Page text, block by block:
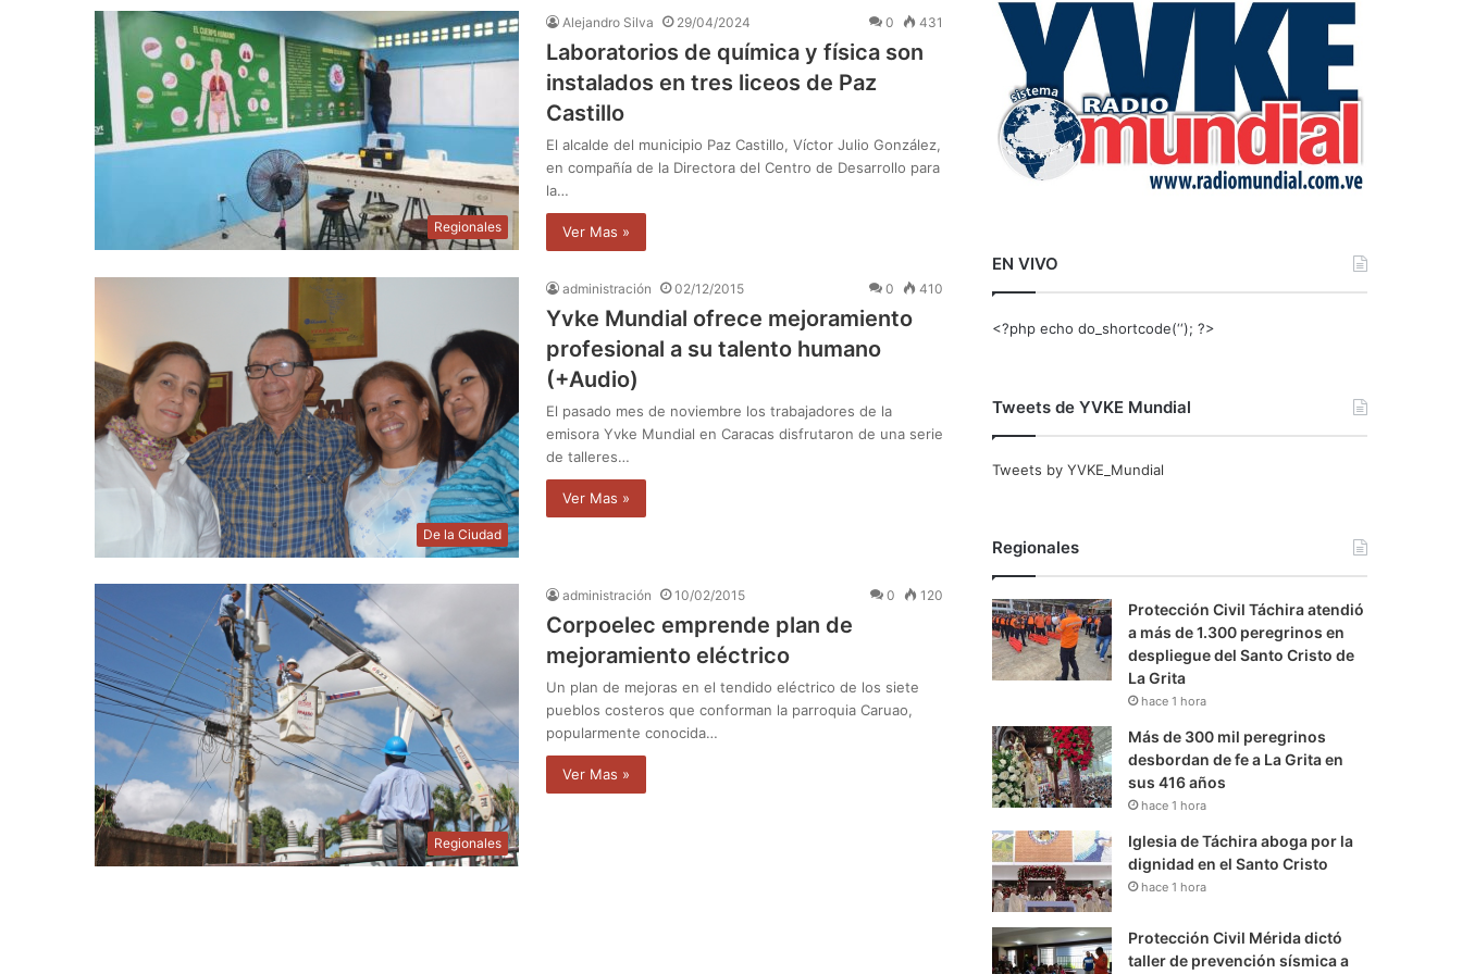
Regionales
Alejandro Silva 29/04/2024 0 431
Laboratorios de química y física son
instalados en tres liceos de Paz
Castillo
El alcalde del municipio Paz Castillo, Víctor Julio González,
en compañía de la Directora del Centro de Desarrollo para
la…
Ver Mas »
De la Ciudad
administración 02/12/2015 0 410
Yvke Mundial ofrece mejoramiento
profesional a su talento humano
(+Audio)
El pasado mes de noviembre los trabajadores de la
emisora Yvke Mundial en Caracas disfrutaron de una serie
de talleres…
Ver Mas »
Regionales
administración 10/02/2015 0 120
Corpoelec emprende plan de
mejoramiento eléctrico
Un plan de mejoras en el tendido eléctrico de los siete
pueblos costeros que conforman la parroquia Caruao,
popularmente conocida…
Ver Mas »
r
EN VIVO
<?php echo do_shortcode(‘‘); ?>
Tweets de YVKE Mundial
Tweets by YVKE_Mundial
Regionales
Protección Civil Táchira atendió
a más de 1.300 peregrinos en
despliegue del Santo Cristo de
La Grita
hace 1 hora
Más de 300 mil peregrinos
desbordan de fe a La Grita en
sus 416 años
hace 1 hora
Iglesia de Táchira aboga por la
dignidad en el Santo Cristo
hace 1 hora
Protección Civil Mérida dictó
taller de prevención sísmica a